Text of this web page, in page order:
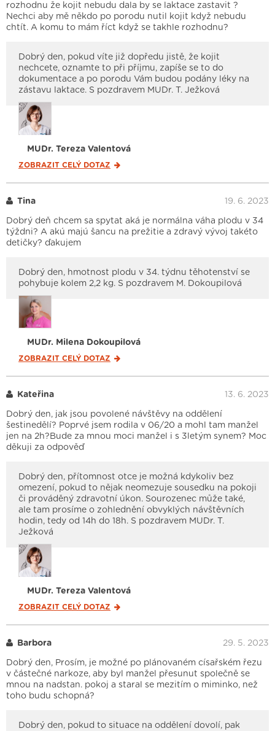
rozhodnu že kojit nebudu dala by se laktace zastavit ?
Nechci aby mě někdo po porodu nutil kojit když nebudu
chtít. A komu to mám říct když se takhle rozhodnu?
Dobrý den, pokud víte již dopředu jistě, že kojit
nechcete, oznamte to při příjmu, zapíše se to do
dokumentace a po porodu Vám budou podány léky na
zástavu laktace. S pozdravem MUDr. T. Ježková
MUDr. Tereza Valentová
ZOBRAZIT CELÝ DOTAZ
Tina 19. 6. 2023
Dobrý deň chcem sa spytat aká je normálna váha plodu v 34
týždni? A akú majú šancu na prežitie a zdravý vývoj takéto
detičky? ďakujem
Dobrý den, hmotnost plodu v 34. týdnu těhotenství se
pohybuje kolem 2,2 kg. S pozdravem M. Dokoupilová
MUDr. Milena Dokoupilová
ZOBRAZIT CELÝ DOTAZ
Kateřina 13. 6. 2023
Dobrý den, jak jsou povolené návštěvy na oddělení
šestinedělí? Poprvé jsem rodila v 06/20 a mohl tam manžel
jen na 2h?Bude za mnou moci manžel i s 3letým synem? Moc
děkuji za odpověď
Dobrý den, přítomnost otce je možná kdykoliv bez
omezení, pokud to nějak neomezuje sousedku na pokoji
či prováděný zdravotní úkon. Sourozenec může také,
ale tam prosíme o zohlednění obvyklých návštěvních
hodin, tedy od 14h do 18h. S pozdravem MUDr. T.
Ježková
MUDr. Tereza Valentová
ZOBRAZIT CELÝ DOTAZ
Barbora 29. 5. 2023
Dobrý den, Prosím, je možné po plánovaném císařském řezu
v částečné narkoze, aby byl manžel přesunut společně se
mnou na nadstan. pokoj a staral se mezitím o miminko, než
toho budu schopná?
Dobrý den, pokud to situace na oddělení dovolí, pak